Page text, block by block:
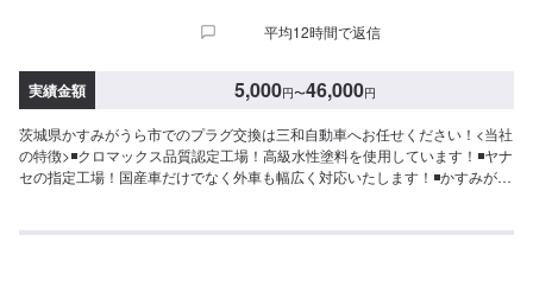
平均12時間で返信
実績金額 5,000円〜46,000円
茨城県かすみがうら市でのプラグ交換は三和自動車へお任せください！<当社
の特徴>◾クロマックス品質認定工場！高級水性塗料を使用しています！◾ヤナ
セの指定工場！国産車だけでなく外車も幅広く対応いたします！◾かすみがう
あまり取れない…などのご相談もお気軽にどうぞ！【1】オファーにてお問い